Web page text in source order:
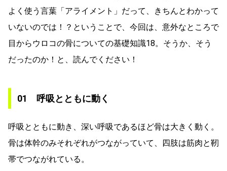
よく使う言葉「アライメント」だって、きちんとわかって
いないのでは！？ということで、今回は、意外なところで
目からウロコの骨についての基礎知識18。そうか、そう
だったのか！と、読んでください！
01 呼吸とともに動く
呼吸とともに動き、深い呼吸であるほど骨は大きく動く。
骨は体幹のみそれぞれがつながっていて、四肢は筋肉と靭
帯でつながれている。